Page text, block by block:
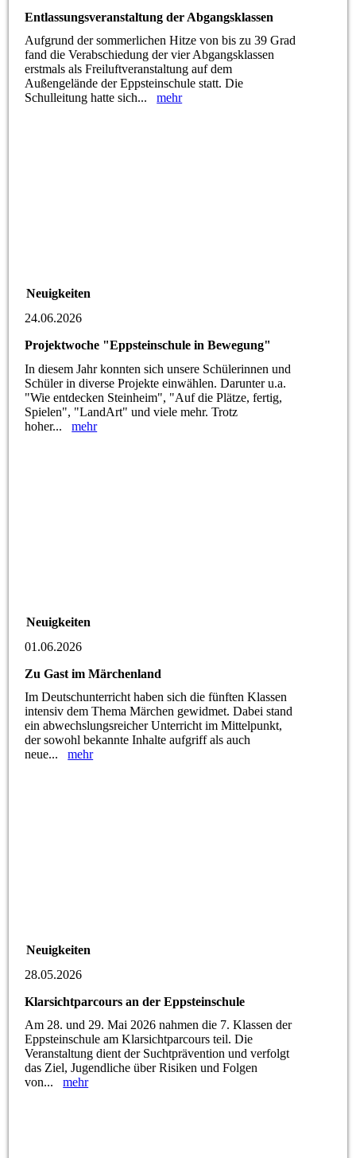
Entlassungsveranstaltung der Abgangsklassen
Aufgrund der sommerlichen Hitze von bis zu 39 Grad
fand die Verabschiedung der vier Abgangsklassen
erstmals als Freiluftveranstaltung auf dem
Außengelände der Eppsteinschule statt. Die
Schulleitung hatte sich...mehr
Neuigkeiten
24.06.2026
Projektwoche "Eppsteinschule in Bewegung"
In diesem Jahr konnten sich unsere Schülerinnen und
Schüler in diverse Projekte einwählen. Darunter u.a.
"Wie entdecken Steinheim", "Auf die Plätze, fertig,
Spielen", "LandArt" und viele mehr. Trotz
hoher...mehr
Neuigkeiten
01.06.2026
Zu Gast im Märchenland
Im Deutschunterricht haben sich die fünften Klassen
intensiv dem Thema Märchen gewidmet. Dabei stand
ein abwechslungsreicher Unterricht im Mittelpunkt,
der sowohl bekannte Inhalte aufgriff als auch
neue...mehr
Neuigkeiten
28.05.2026
Klarsichtparcours an der Eppsteinschule
Am 28. und 29. Mai 2026 nahmen die 7. Klassen der
Eppsteinschule am Klarsichtparcours teil. Die
Veranstaltung dient der Suchtprävention und verfolgt
das Ziel, Jugendliche über Risiken und Folgen
von...mehr